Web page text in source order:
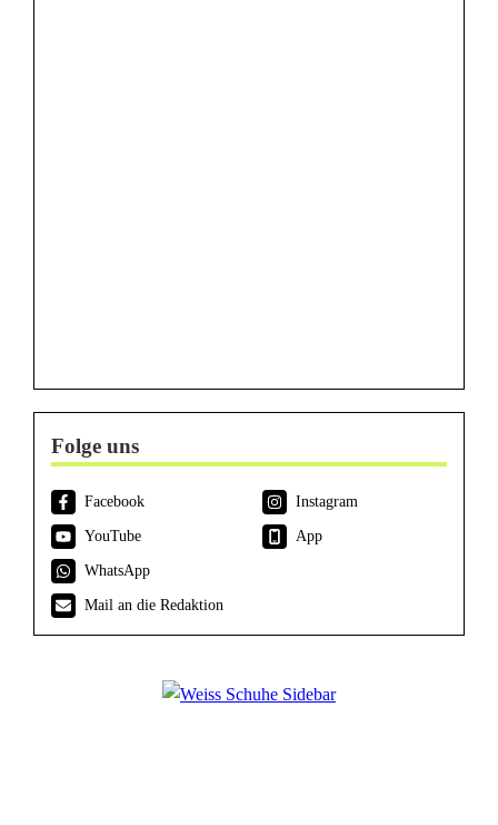
Folge uns
Facebook
Instagram
YouTube
App
WhatsApp
Mail an die Redaktion